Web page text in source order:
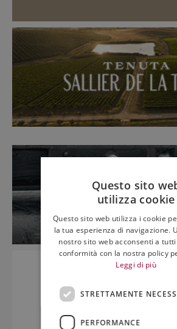
Questo sito
utilizza cookie
Questo sito web utilizza i cookie
la tua esperienza di navigazione.
nostro sito web acconsenti a
conformità con la nostra policy
Leggi di più
STRETTAMENTE
PERFORMANCE